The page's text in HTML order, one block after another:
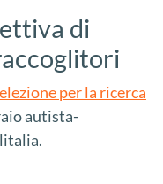
di
per la ricerca
autista-